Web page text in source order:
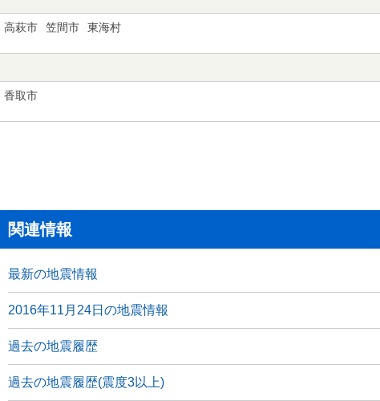
高萩市 笠間市 東海村
香取市
関連情報
最新の地震情報
2016年11月24日の地震情報
過去の地震履歴
過去の地震履歴(震度3以上)